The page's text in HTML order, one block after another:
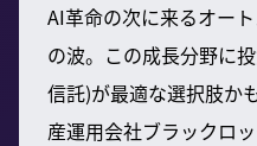
AI革命の次に来るオー
の波。この成長分野に
信託)が最適な選択肢か
産運用会社ブラックロ